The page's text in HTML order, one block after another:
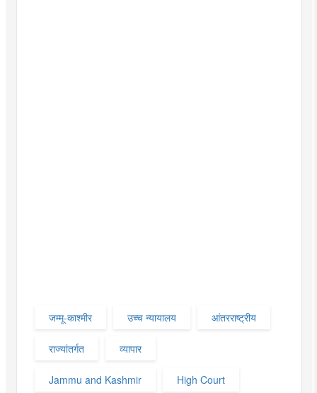
जम्मू-काश्मीर उच्च न्यायालय आंतरराष्ट्रीय‌
राज्यांतर्गत‌ व्यापार
Jammu and Kashmir High Court